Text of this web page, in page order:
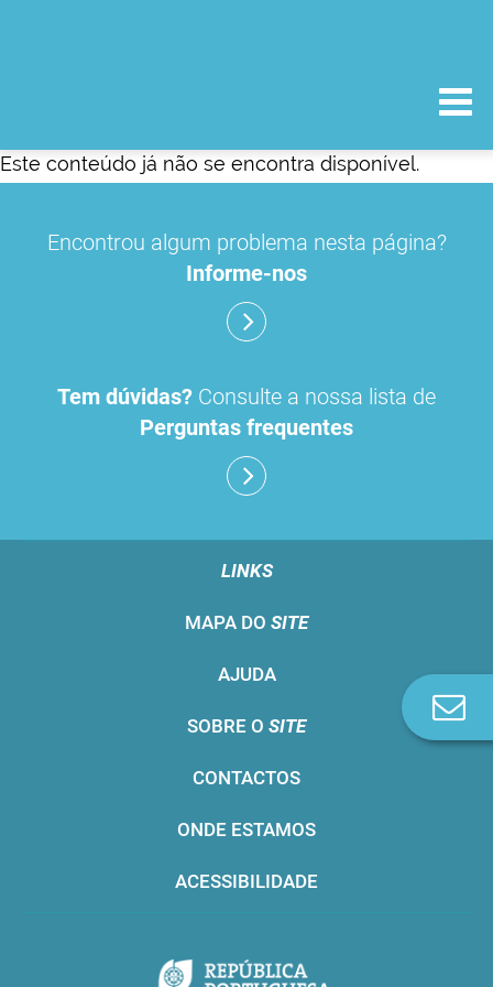
Este conteúdo já não se encontra disponível.
Encontrou algum problema nesta página?
Informe-nos
Tem dúvidas? Consulte a nossa lista de
Perguntas frequentes
LINKS
MAPA DO SITE
AJUDA
SOBRE O SITE
CONTACTOS
ONDE ESTAMOS
ACESSIBILIDADE